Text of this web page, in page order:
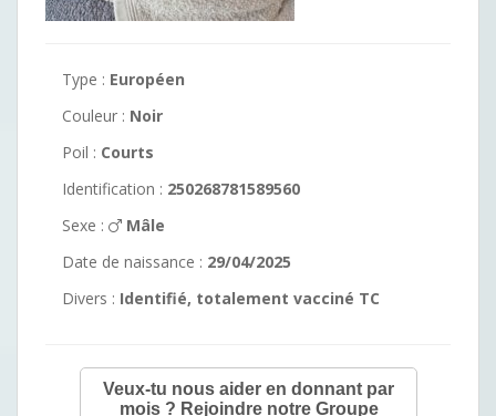
Type : Européen
Couleur : Noir
Poil : Courts
Identification : 250268781589560
Sexe :
Mâle
Date de naissance : 29/04/2025
Divers : Identifié, totalement vacciné TC